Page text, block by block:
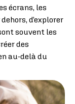
écrans, les
d’explorer
souvent les
des
au-delà du